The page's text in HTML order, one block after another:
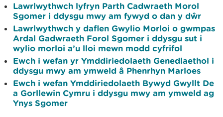
Lawrlwythwch lyfryn Parth Cadwraeth Morol
Sgomer i ddysgu mwy am fywyd o dan y dŵr
Lawrlwythwch y daflen Gwylio Morloi o gwmpas
Ardal Gadwraeth Forol Sgomer i ddysgu sut i
wylio morloi a’u lloi mewn modd cyfrifol
Ewch i wefan yr Ymddiriedolaeth Genedlaethol i
ddysgu mwy am ymweld â Phenrhyn Marloes
Ewch i wefan Ymddiriedolaeth Bywyd Gwyllt De
a Gorllewin Cymru i ddysgu mwy am ymweld ag
Ynys Sgomer